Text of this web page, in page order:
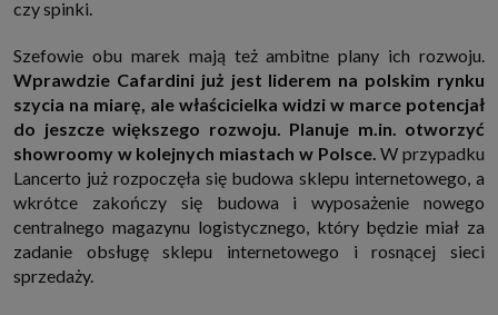
czy spinki.
Szefowie obu marek mają też ambitne plany ich rozwoju.
Wprawdzie Cafardini już jest liderem na polskim rynku
szycia na miarę, ale właścicielka widzi w marce potencjał
do jeszcze większego rozwoju. Planuje m.in. otworzyć
showroomy w kolejnych miastach w Polsce.W przypadku
Lancerto już rozpoczęła się budowa sklepu internetowego, a
wkrótce zakończy się budowa i wyposażenie nowego
centralnego magazynu logistycznego, który będzie miał za
zadanie obsługę sklepu internetowego i rosnącej sieci
sprzedaży.